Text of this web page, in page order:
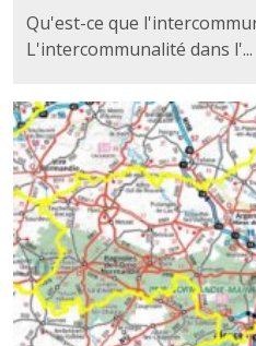
Qu'est-ce que
L'intercommunalité dans l'...